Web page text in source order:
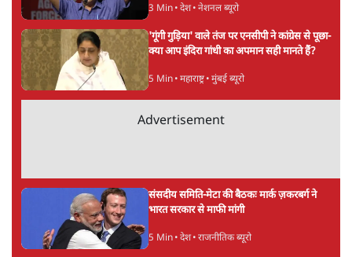
3 Min• देश• नेशनल ब्यूरो
'गूंगी गुड़िया' वाले तंज पर एनसीपी ने कांग्रेस से पूछा-
क्या आप इंदिरा गांधी का अपमान सही मानते हैं?
5 Min• महाराष्ट्र• मुंबई ब्यूरो
Advertisement
संसदीय समिति-मेटा की बैठकः मार्क ज़करबर्ग ने
भारत सरकार से माफी मांगी
5 Min• देश• राजनीतिक ब्यूरो